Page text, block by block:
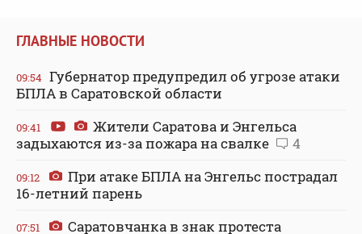
ГЛАВНЫЕ НОВОСТИ
09:54 Губернатор предупредил об угрозе атаки
БПЛА в Саратовской области
09:41
Жители Саратова и Энгельса
задыхаются из-за пожара на свалке
4
09:12
При атаке БПЛА на Энгельс пострадал
16-летний парень
07:51
Саратовчанка в знак протеста